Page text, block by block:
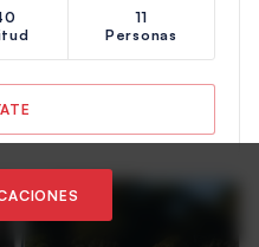
11
Personas